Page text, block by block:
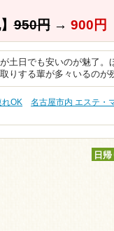
950円→ 900円
土日でも安いのが魅了。
りする輩が多々いるのが
れOK
名古屋市内 エステ・
日帰